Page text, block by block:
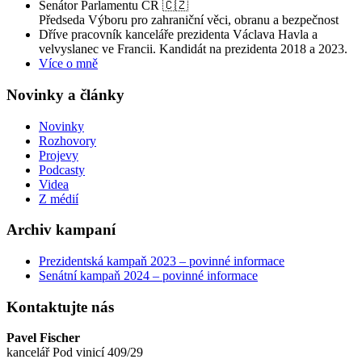
Senátor Parlamentu ČR 🇨🇿
Předseda Výboru pro zahraniční věci, obranu a bezpečnost
Dříve pracovník kanceláře prezidenta Václava Havla a
velvyslanec ve Francii. Kandidát na prezidenta 2018 a 2023.
Více o mně
Novinky a články
Novinky
Rozhovory
Projevy
Podcasty
Videa
Z médií
Archiv kampaní
Prezidentská kampaň 2023 – povinné informace
Senátní kampaň 2024 – povinné informace
Kontaktujte nás
Pavel Fischer
kancelář Pod vinicí 409/29